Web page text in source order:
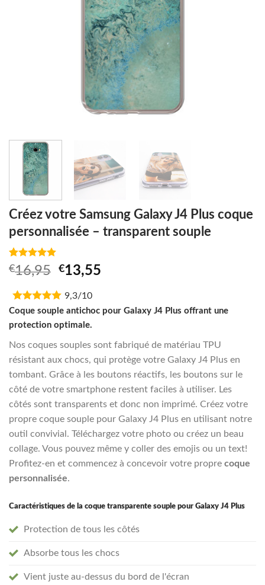
Créez votre Samsung Galaxy J4 Plus coque
personnalisée – transparent souple
Noté 5.00
sur 5 basé
1
client
€16,95 Original
was:
€16,95.
€13,55
€13,55.
9,3/10
Coque souple antichoc pour Galaxy J4 Plus offrant une
protection optimale.
Nos coques souples sont fabriqué de matériau TPU
résistant aux chocs, qui protège votre Galaxy J4 Plus en
tombant. Grâce à les boutons réactifs, les boutons sur le
côté de votre smartphone restent faciles à utiliser. Les
côtés sont transparents et donc non imprimé. Créez votre
propre coque souple pour Galaxy J4 Plus en utilisant notre
outil convivial. Téléchargez votre photo ou créez un beau
collage. Vous pouvez même y coller des emojis ou un text!
Profitez-en et commencez à concevoir votre propre coque
personnalisée.
Caractéristiques de la coque transparente souple pour Galaxy J4 Plus
Protection de tous les côtés
Absorbe tous les chocs
Vient juste au-dessus du bord de l'écran